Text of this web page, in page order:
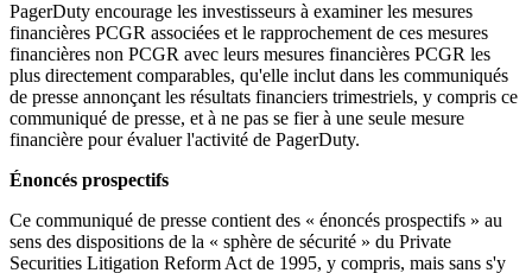
PagerDuty encourage les investisseurs à examiner les mesures
financières PCGR associées et le rapprochement de ces mesures
financières non PCGR avec leurs mesures financières PCGR les
plus directement comparables, qu'elle inclut dans les communiqués
de presse annonçant les résultats financiers trimestriels, y compris ce
communiqué de presse, et à ne pas se fier à une seule mesure
financière pour évaluer l'activité de PagerDuty.
Énoncés prospectifs
Ce communiqué de presse contient des « énoncés prospectifs » au
sens des dispositions de la « sphère de sécurité » du Private
Securities Litigation Reform Act de 1995, y compris, mais sans s'y